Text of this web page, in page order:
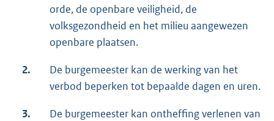
orde, de openbare veiligheid, de
volksgezondheid en het milieu aangewezen
openbare plaatsen.
2.
De burgemeester kan de werking van het
verbod beperken tot bepaalde dagen en uren.
3.
De burgemeester kan ontheffing verlenen van